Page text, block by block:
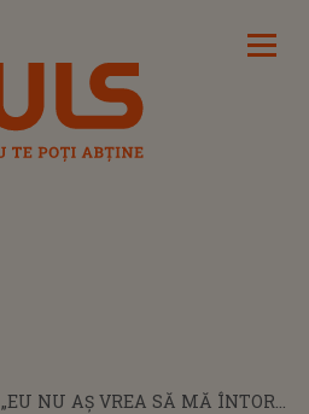
„EU NU AȘ VREA SĂ MĂ ÎNTORC